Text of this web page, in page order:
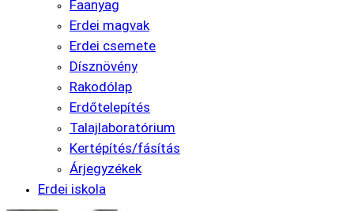
Faanyag
Erdei magvak
Erdei csemete
Dísznövény
Rakodólap
Erdőtelepítés
Talajlaboratórium
Kertépítés/fásítás
Árjegyzékek
Erdei iskola